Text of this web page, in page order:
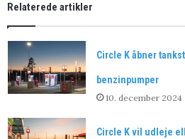
Relaterede artikler
Circle K åbner
benzinpumper
10. december 2024
Circle K vil udleje